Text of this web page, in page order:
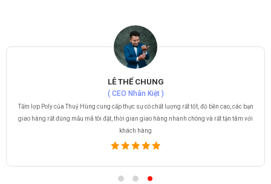
NGUYỄN HỮU HÀ
( CEO Hoà Phát )
Các sản phẩm của Thuỷ Hùng rất chất lượng, tôi thực sự rất hài lòng về chất lượng sản
phẩm, giá bán lại rất cạnh tranh, và thái độ phục vụ rất tốt